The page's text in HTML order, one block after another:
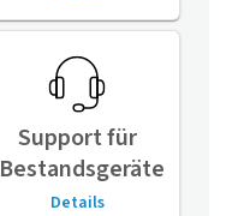
Support für
Bestandsgeräte
Details